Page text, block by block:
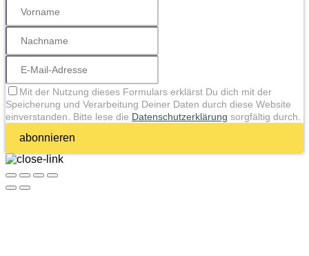
Mit der Nutzung dieses Formulars erklärst Du dich mit der
Speicherung und Verarbeitung Deiner Daten durch diese Website
einverstanden. Bitte lese die Datenschutzerklärung sorgfältig durch.
abonnieren